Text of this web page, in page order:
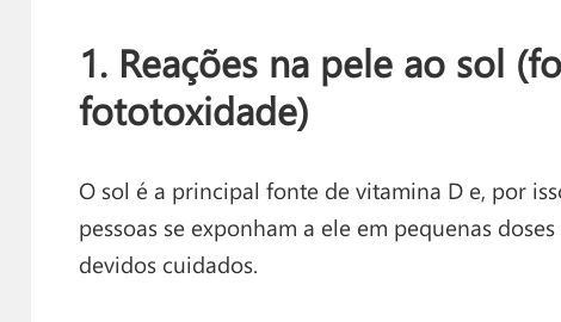
1. Reações na pele ao sol
fototoxidade)
O sol é a principal fonte de vitamina D e, por
pessoas se exponham a ele em pequenas
devidos cuidados.